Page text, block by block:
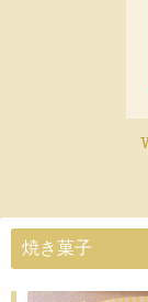
焼き菓子